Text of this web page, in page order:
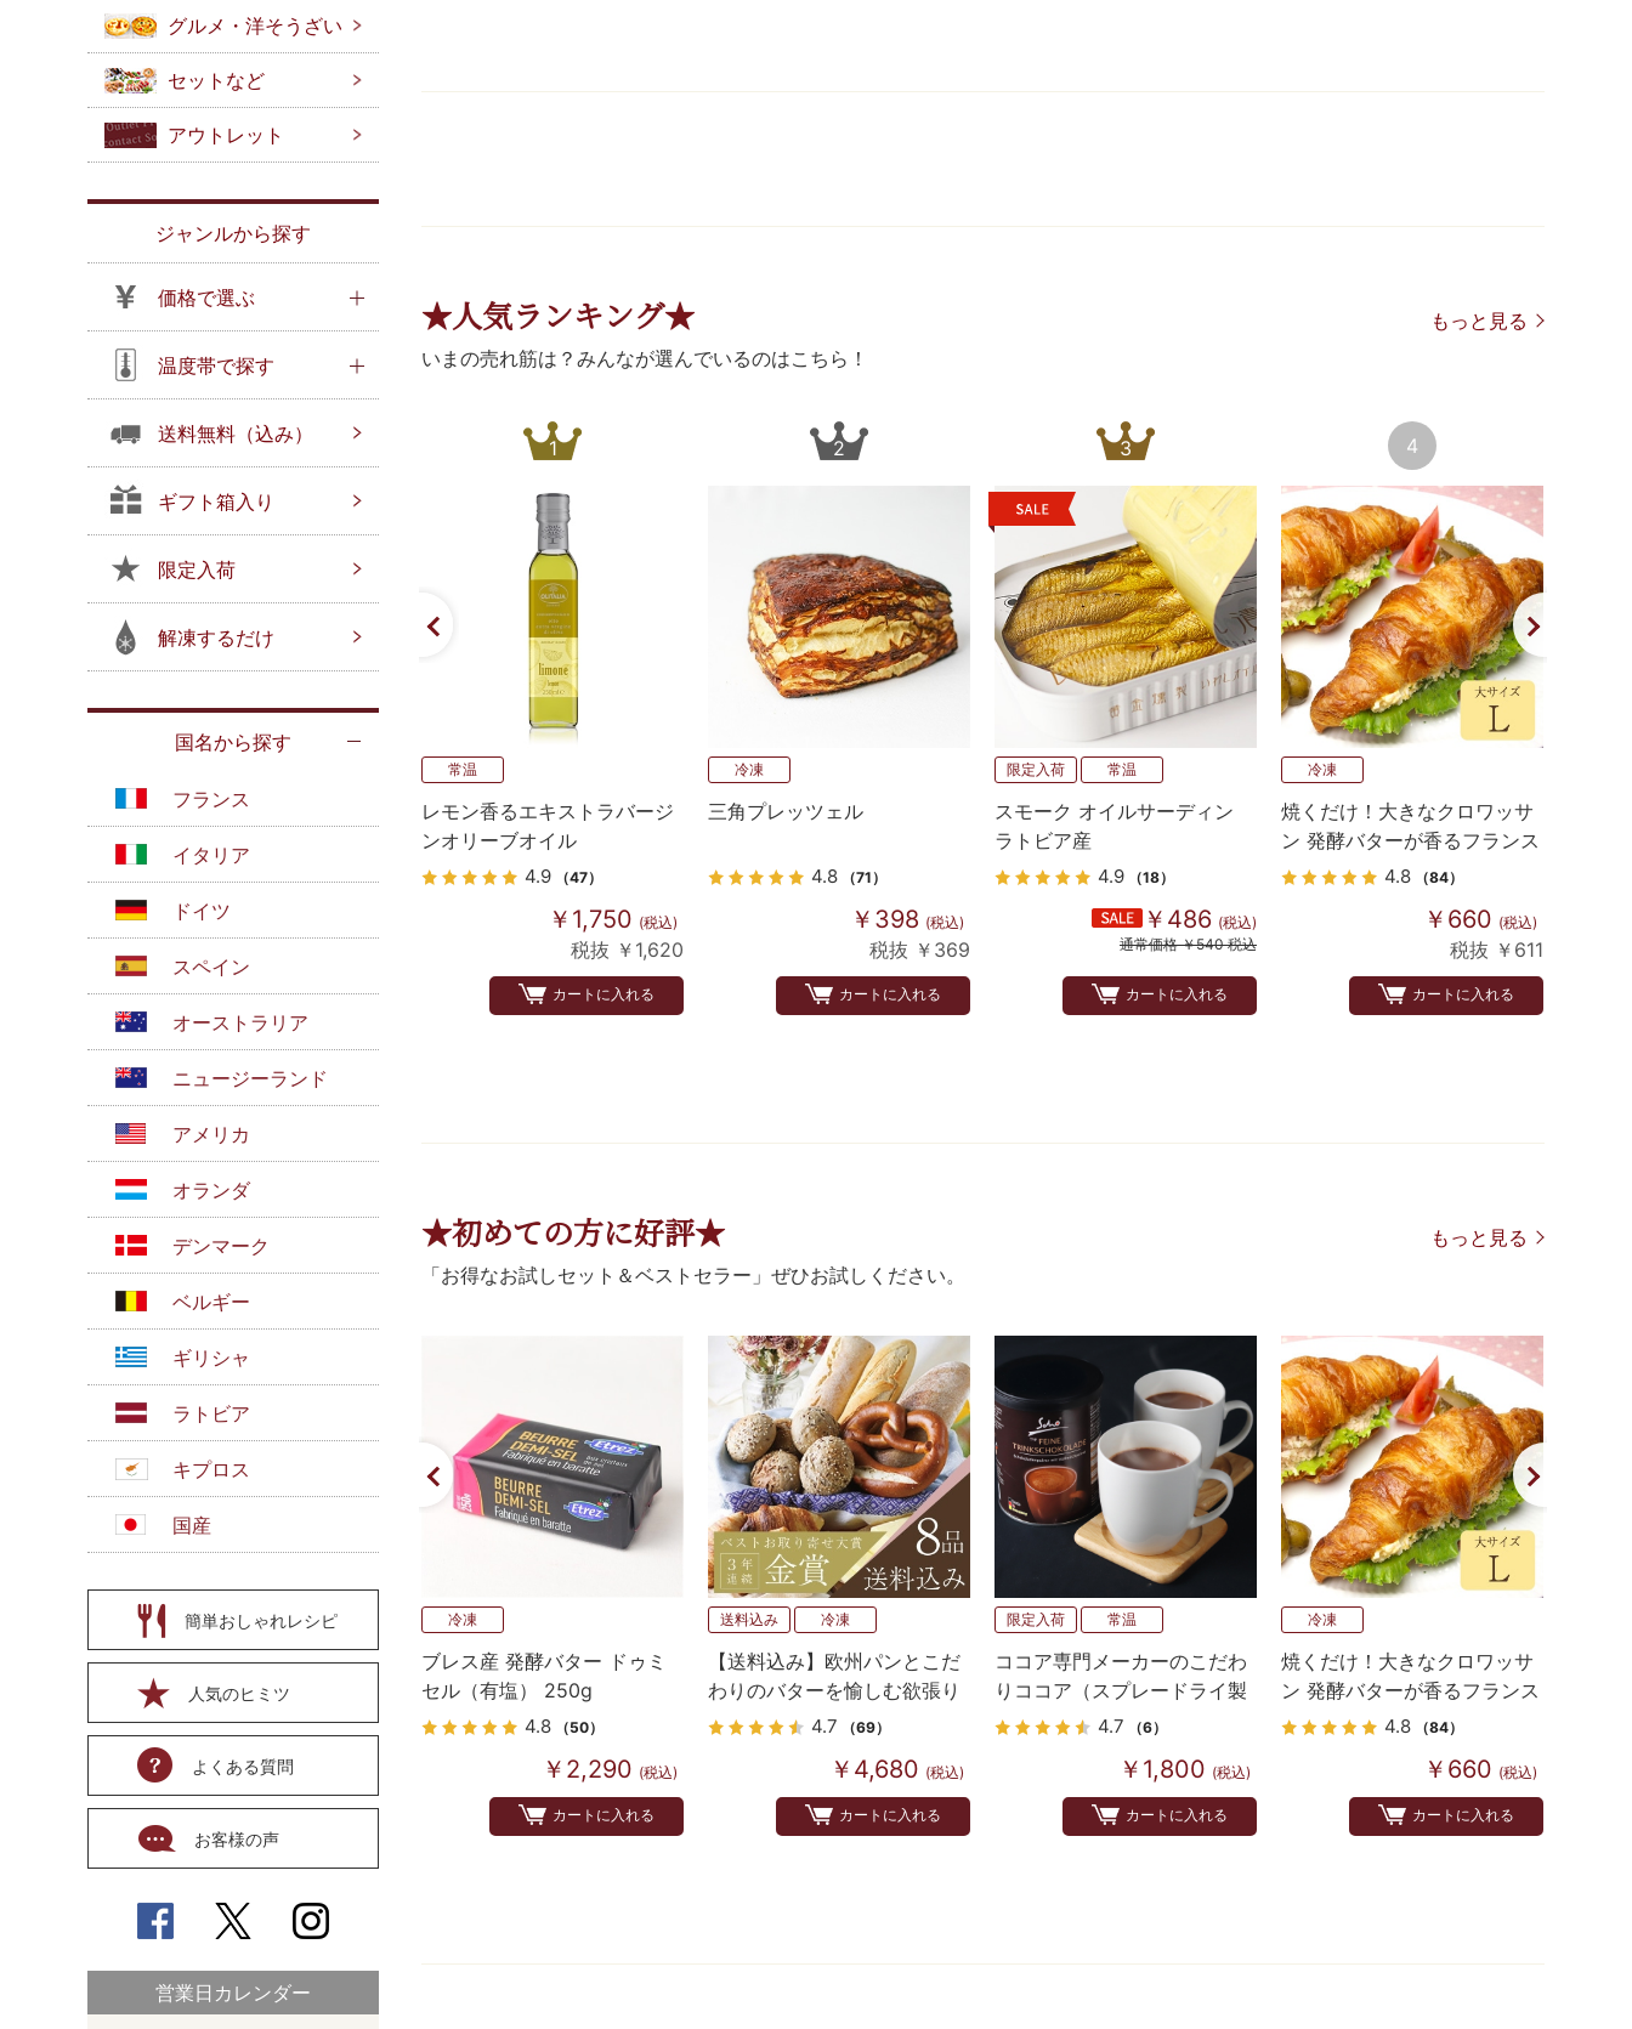
グルメ・洋そうざい
セットなど
アウトレット
ジャンルから探す
価格で選ぶ
温度帯で探す
送料無料（込み）
ギフト箱入り
限定入荷
解凍するだけ
国名から探す
フランス
イタリア
ドイツ
スペイン
オーストラリア
ニュージーランド
アメリカ
オランダ
デンマーク
ベルギー
ギリシャ
ラトビア
キプロス
国産
簡単おしゃれレシピ
人気のヒミツ
よくある質問
お客様の声
営業日カレンダー
★人気ランキング★
いまの売れ筋は？みんなが選んでいるのはこちら！
もっと見る
1
常温
レモン香るエキストラバージ
ンオリーブオイル
4.9 （47）
￥1,750 (税込)
税抜 ￥1,620
カートに入れる
2
冷凍
三角プレッツェル
4.8 （71）
￥398 (税込)
税抜 ￥369
カートに入れる
3
限定入荷 常温
スモーク オイルサーディン
ラトビア産
4.9 （18）
￥486 (税込)
通常価格 ￥540 税込
カートに入れる
4
冷凍
焼くだけ！大きなクロワッサ
ン 発酵バターが香るフランス
産 Bake up生地 4個入り
4.8 （84）
￥660 (税込)
税抜 ￥611
カートに入れる
★初めての方に好評★
「お得なお試しセット＆ベストセラー」ぜひお試しください。
もっと見る
冷凍
ブレス産 発酵バター ドゥミ
セル（有塩） 250g
4.8 （50）
￥2,290 (税込)
カートに入れる
送料込み 冷凍
【送料込み】欧州パンとこだ
わりのバターを愉しむ欲張り
セット
4.7 （69）
￥4,680 (税込)
カートに入れる
限定入荷 常温
ココア専門メーカーのこだわ
りココア（スプレードライ製
法） 250g 4.7 （6）
￥1,800 (税込)
カートに入れる
冷凍
焼くだけ！大きなクロワッサ
ン 発酵バターが香るフランス
産 Bake up生地 4個入り
4.8 （84）
￥660 (税込)
カートに入れる